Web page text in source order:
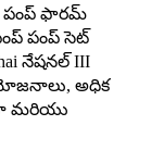
పంప్ ఫారమ్
పంప్ సెట్
నేషనల్ III
అధిక
మరియు